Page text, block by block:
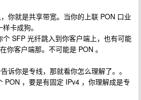
你就是共享带宽。当你的上联 PON 口业
卡成狗。
SFP 光纤跳入到你客户端上，也有可能
你客户端那。不可能是 PON 。
诉你是专线，那就看你怎么理解了。。
PON ，要是有固定 IPv4 ，你理解成是专